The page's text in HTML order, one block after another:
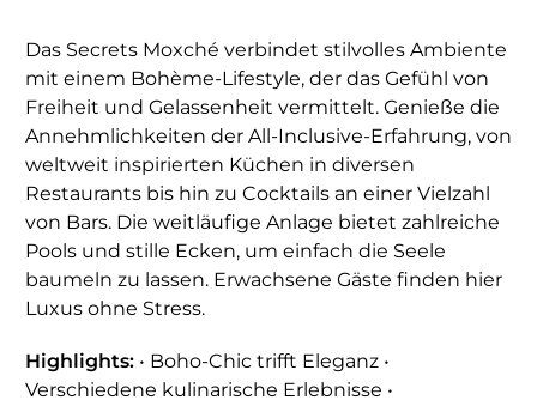
Das Secrets Moxché verbindet stilvolles Ambiente
mit einem Bohème-Lifestyle, der das Gefühl von
Freiheit und Gelassenheit vermittelt. Genieße die
Annehmlichkeiten der All-Inclusive-Erfahrung, von
weltweit inspirierten Küchen in diversen
Restaurants bis hin zu Cocktails an einer Vielzahl
von Bars. Die weitläufige Anlage bietet zahlreiche
Pools und stille Ecken, um einfach die Seele
baumeln zu lassen. Erwachsene Gäste finden hier
Luxus ohne Stress.
Highlights: • Boho-Chic trifft Eleganz •
Verschiedene kulinarische Erlebnisse •